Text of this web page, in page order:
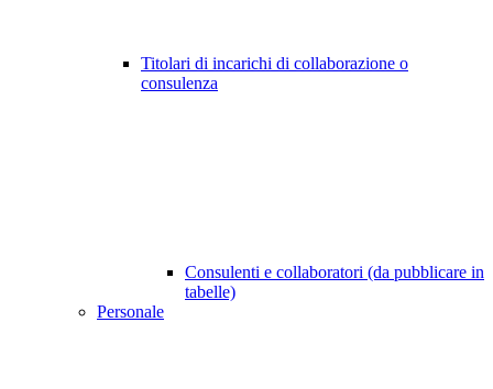
Titolari di incarichi di collaborazione o
consulenza
Consulenti e collaboratori (da pubblicare in
tabelle)
Personale